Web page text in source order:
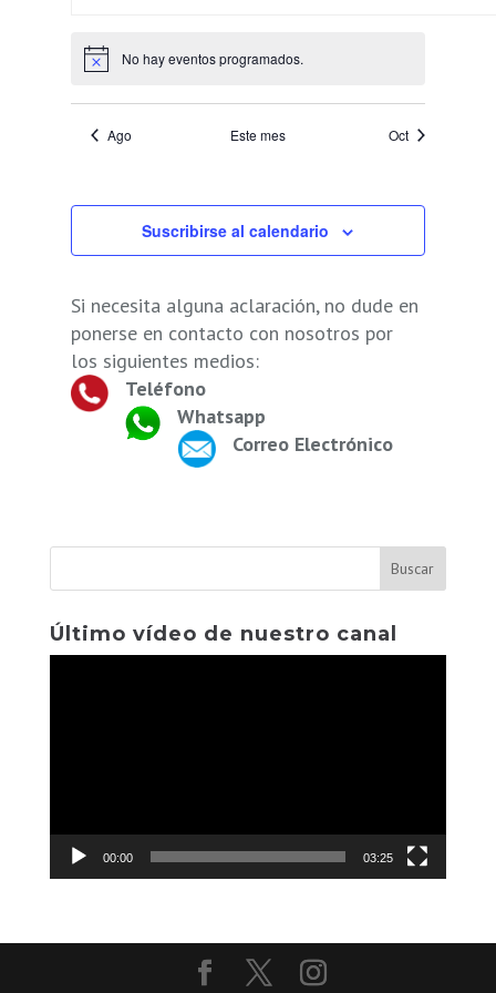
Aviso No hay eventos programados.
Ago Este mes Oct
Suscribirse al calendario
Si necesita alguna aclaración, no dude en
ponerse en contacto con nosotros por
los siguientes medios:
Teléfono
Whatsapp
Correo Electrónico
Último vídeo de nuestro canal
00:00 03:25